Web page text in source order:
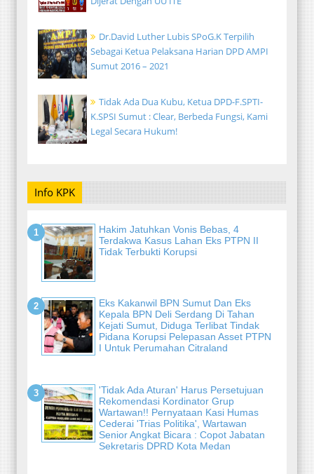
Dr.David Luther Lubis SPoG.K Terpilih
Sebagai Ketua Pelaksana Harian DPD AMPI
Sumut 2016 – 2021
Tidak Ada Dua Kubu, Ketua DPD-F.SPTI-
K.SPSI Sumut : Clear, Berbeda Fungsi, Kami
Legal Secara Hukum!
Info KPK
Hakim Jatuhkan Vonis Bebas, 4
Terdakwa Kasus Lahan Eks PTPN II
Tidak Terbukti Korupsi
Eks Kakanwil BPN Sumut Dan Eks
Kepala BPN Deli Serdang Di Tahan
Kejati Sumut, Diduga Terlibat Tindak
Pidana Korupsi Pelepasan Asset PTPN
I Untuk Perumahan Citraland
'Tidak Ada Aturan' Harus Persetujuan
Rekomendasi Kordinator Grup
Wartawan!! Pernyataan Kasi Humas
Cederai 'Trias Politika', Wartawan
Senior Angkat Bicara : Copot Jabatan
Sekretaris DPRD Kota Medan